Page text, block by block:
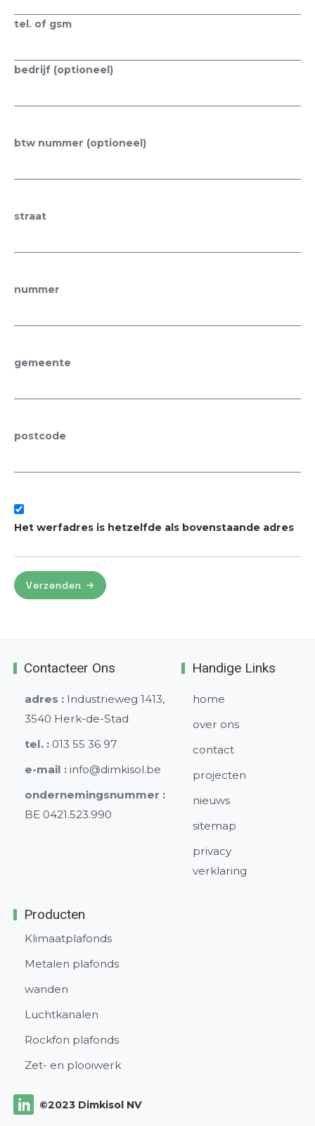
tel. of gsm
bedrijf (optioneel)
btw nummer (optioneel)
straat
nummer
gemeente
postcode
Het werfadres is hetzelfde als bovenstaande adres
Verzenden
Contacteer Ons
adres : Industrieweg 1413,
3540 Herk-de-Stad
tel. : 013 55 36 97
e-mail : info@dimkisol.be
ondernemingsnummer :
BE 0421.523.990
Handige Links
home
over ons
contact
projecten
nieuws
sitemap
privacy
verklaring
Producten
Klimaatplafonds
Metalen plafonds
wanden
Luchtkanalen
Rockfon plafonds
Zet- en plooiwerk
©2023 Dimkisol NV